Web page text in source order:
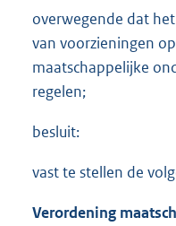
overwegende dat
van voorzieningen
maatschappelijke
regelen;
besluit:
vast te stellen de
Verordening